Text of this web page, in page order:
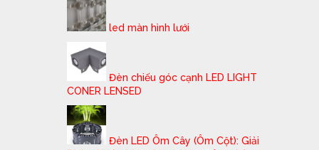
led màn hình lưới
Đèn chiếu góc cạnh LED LIGHT
CONER LENSED
Đèn LED Ôm Cây (Ôm Cột): Giải